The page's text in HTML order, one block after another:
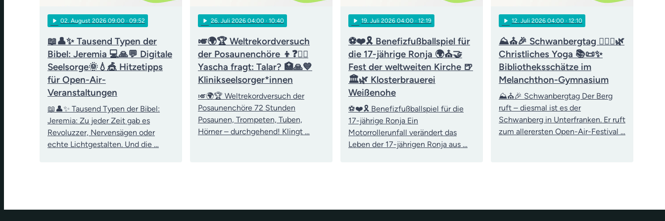
play_arrow 02 . August 2026 09:00 · 09:52
📖👤✨ Tausend Typen der
Bibel: Jeremia 💻🙏💬 Digitale
Seelsorge🌞💧🎪 Hitzetipps
für Open-Air-
Veranstaltungen
📖👤✨ Tausend Typen der Bibel:
Jeremia: Zu jeder Zeit gab es
Revoluzzer, Nervensägen oder
echte Lichtgestalten. Und die …
play_arrow 26 . Juli 2026 04:00 · 10:40
🎺🌍🏆 Weltrekordversuch
der Posaunenchöre 👦❓👨‍⚖️
Yascha fragt: Talar? 🏥🙏💙
Klinikseelsorger*innen
🎺🌍🏆 Weltrekordversuch der
Posaunenchöre 72 Stunden
Posaunen, Trompeten, Tuben,
Hörner – durchgehend! Klingt …
play_arrow 19 . Juli 2026 04:00 · 12:19
⚽❤️🎗️ Benefizfußballspiel für
die 17-jährige Ronja 🌍⛪🤝
Fest der weltweiten Kirche 🍺
🏛️🌿 Klosterbrauerei
Weißenohe
⚽❤️🎗️ Benefizfußballspiel für die
17-jährige Ronja Ein
Motorrollerunfall verändert das
Leben der 17-jährigen Ronja aus …
play_arrow 12 . Juli 2026 04:00 · 12:10
⛰️⛪🎉 Schwanbergtag 🧘‍♀️✝️🌿
Christliches Yoga 📚📜✨
Bibliotheksschätze im
Melanchthon-Gymnasium
⛰️⛪🎉 Schwanbergtag Der Berg
ruft – diesmal ist es der
Schwanberg in Unterfranken. Er ruft
zum allerersten Open-Air-Festival …